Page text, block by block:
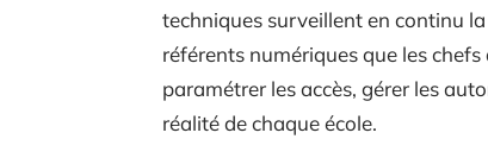
techniques surveillent en continu
référents numériques que les
paramétrer les accès, gérer les
réalité de chaque école.